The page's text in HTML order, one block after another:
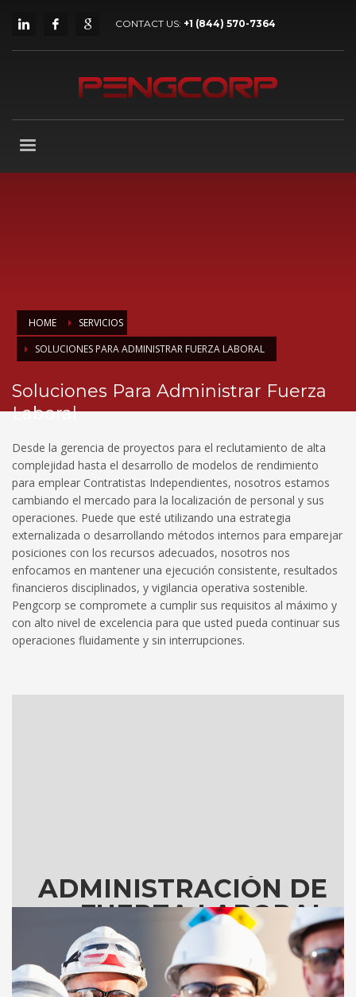
CONTACT US: +1 (844) 570-7364
HOME
SERVICIOS
SOLUCIONES PARA ADMINISTRAR FUERZA LABORAL
Soluciones Para Administrar Fuerza
Laboral
Desde la gerencia de proyectos para el reclutamiento de alta
complejidad hasta el desarrollo de modelos de rendimiento
para emplear Contratistas Independientes, nosotros estamos
cambiando el mercado para la localización de personal y sus
operaciones. Puede que esté utilizando una estrategia
externalizada o desarrollando métodos internos para emparejar
posiciones con los recursos adecuados, nosotros nos
enfocamos en mantener una ejecución consistente, resultados
financieros disciplinados, y vigilancia operativa sostenible.
Pengcorp se compromete a cumplir sus requisitos al máximo y
con alto nivel de excelencia para que usted pueda continuar sus
operaciones fluidamente y sin interrupciones.
ADMINISTRACIÓN DE
FUERZA LABORAL
En nuestra empresa, le ofrecemos a los clientes una solución
configurable para la gestión de personal que puede ser
adaptada para un individuo o un equipo grande de sub-